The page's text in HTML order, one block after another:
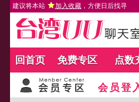
建议将本站 加入收藏 ，方便日后找寻
回首页 免费专区 点数
会员登